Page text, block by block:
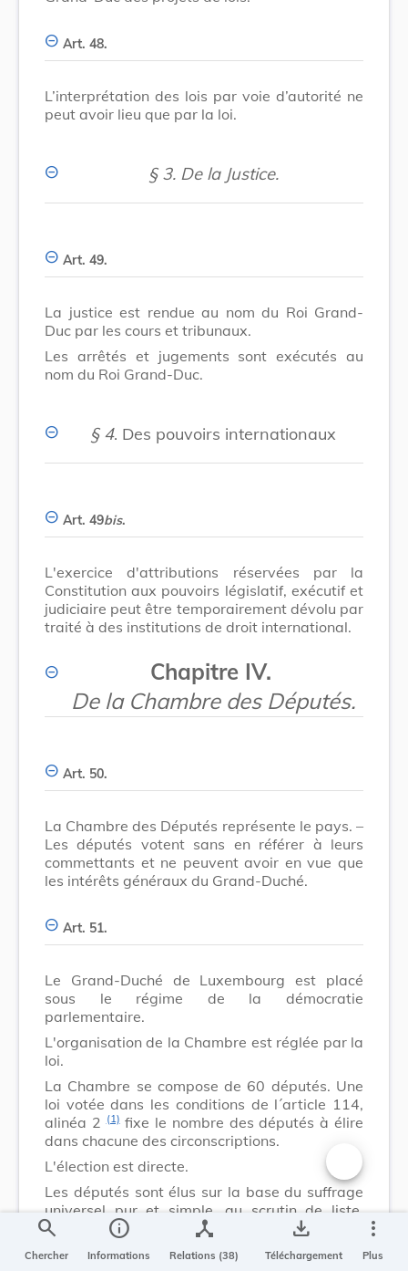
Art. 48.
L’interprétation des lois par voie d’autorité ne
peut avoir lieu que par la loi.
§ 3. De la Justice.
Art. 49.
La justice est rendue au nom du Roi Grand-
Duc par les cours et tribunaux.
Les arrêtés et jugements sont exécutés au
nom du Roi Grand-Duc.
§ 4. Des pouvoirs internationaux
Art. 49bis.
L'exercice d'attributions réservées par la
Constitution aux pouvoirs législatif, exécutif et
judiciaire peut être temporairement dévolu par
traité à des institutions de droit international.
Chapitre IV.
De la Chambre des Députés.
Art. 50.
La Chambre des Députés représente le pays. –
Les députés votent sans en référer à leurs
commettants et ne peuvent avoir en vue que
les intérêts généraux du Grand-Duché.
Art. 51.
Le Grand-Duché de Luxembourg est placé
sous le régime de la démocratie
parlementaire.
L'organisation de la Chambre est réglée par la
loi.
La Chambre se compose de 60 députés. Une
loi votée dans les conditions de l´article 114,
alinéa 2 (1)fixe le nombre des députés à élire
dans chacune des circonscriptions.
L'élection est directe.
Les députés sont élus sur la base du suffrage
universel pur et simple, au scrutin de liste,
suivant les règles de la représentation
plus petit quotient électoral et suivant les
Changer la
search
Chercher
info
Informations
device_hub
Relations (38)
save_alt
Téléchargement
more_vert
Plus